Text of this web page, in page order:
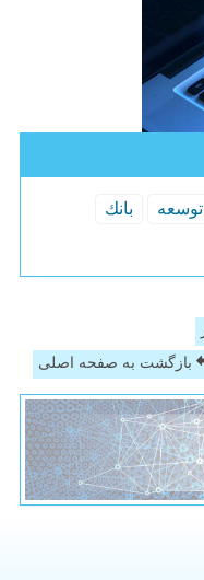
توسعه
بانك
بازگشت به صفحه اصلی